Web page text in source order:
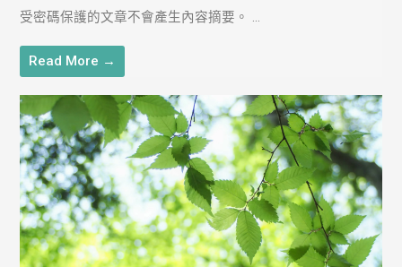
受密碼保護的文章不會產生內容摘要。 ...
Read More →